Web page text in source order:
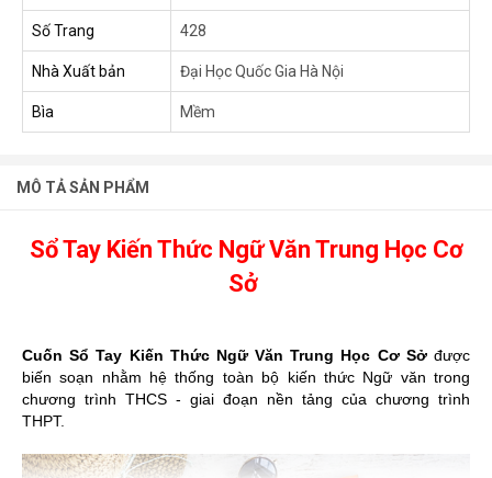
Số Trang 428
Nhà Xuất bản Đại Học Quốc Gia Hà Nội
Bìa Mềm
MÔ TẢ SẢN PHẨM
Sổ Tay Kiến Thức Ngữ Văn Trung Học Cơ
Sở
Cuốn Sổ Tay Kiến Thức Ngữ Văn Trung Học Cơ Sởđược
biến soạn nhằm hệ thống toàn bộ kiến thức Ngữ văn trong
chương trình THCS - giai đoạn nền tảng của chương trình
THPT.